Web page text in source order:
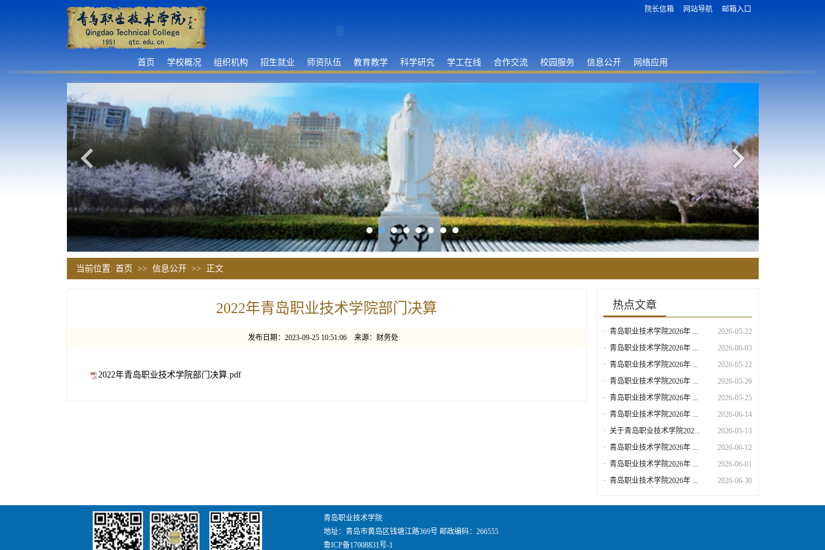
院长信箱 网站导航 邮箱入口
首页 学校概况 组织机构 招生就业 师资队伍 教育教学 科学研究 学工在线 合作交流 校园服务 信息公开 网络应用
当前位置: 首页 >> 信息公开>> 正文
2022年青岛职业技术学院部门决算
发布日期：2023-09-25 10:51:06 来源：财务处
2022年青岛职业技术学院部门决算.pdf
热点文章
· 青岛职业技术学院2026年 ...
2026-05-22
· 青岛职业技术学院2026年 ...
2026-06-03
· 青岛职业技术学院2026年 ...
2026-05-22
· 青岛职业技术学院2026年 ...
2026-05-26
· 青岛职业技术学院2026年 ...
2026-05-25
· 青岛职业技术学院2026年 ...
2026-06-14
· 关于青岛职业技术学院202...
2026-05-13
· 青岛职业技术学院2026年 ...
2026-06-12
· 青岛职业技术学院2026年 ...
2026-06-01
· 青岛职业技术学院2026年 ... 2026-06-30
青岛职业技术学院
地址：青岛市黄岛区钱塘江路369号 邮政编码：266555
鲁ICP备17008831号-1